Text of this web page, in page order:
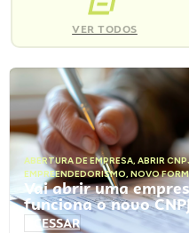
VER TODOS
ABERTURA DE EMPRESA, ABRIR
EMPREENDEDORISMO, NOVO
Vai abrir uma
funciona o novo
ACESSAR